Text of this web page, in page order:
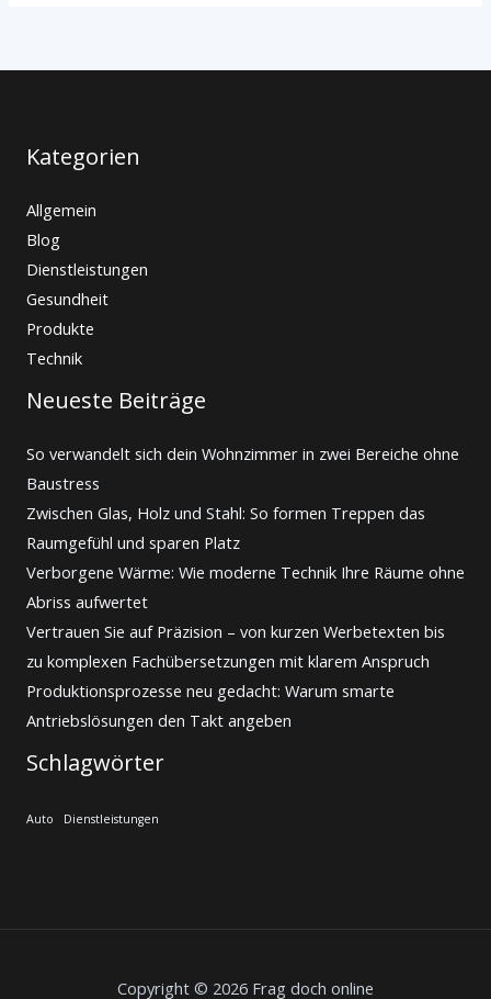
Kategorien
Allgemein
Blog
Dienstleistungen
Gesundheit
Produkte
Technik
Neueste Beiträge
So verwandelt sich dein Wohnzimmer in zwei Bereiche ohne
Baustress
Zwischen Glas, Holz und Stahl: So formen Treppen das
Raumgefühl und sparen Platz
Verborgene Wärme: Wie moderne Technik Ihre Räume ohne
Abriss aufwertet
Vertrauen Sie auf Präzision – von kurzen Werbetexten bis
zu komplexen Fachübersetzungen mit klarem Anspruch
Produktionsprozesse neu gedacht: Warum smarte
Antriebslösungen den Takt angeben
Schlagwörter
Auto Dienstleistungen
Copyright © 2026 Frag doch online